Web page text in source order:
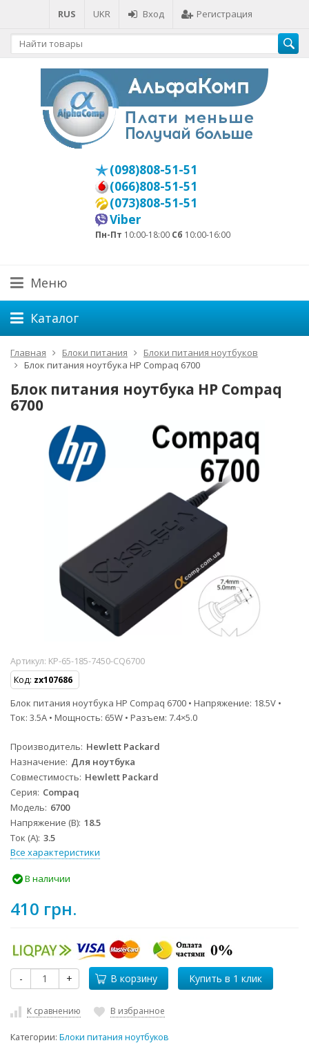
RUS UKR Вход Регистрация
(098)808-51-51
(066)808-51-51
(073)808-51-51
Viber
Пн-Пт 10:00-18:00 Сб 10:00-16:00
Меню
Каталог
Главная Блоки питания
Блоки питания ноутбуков
Блок питания ноутбука HP Compaq 6700
Блок питания ноутбука HP Compaq
6700
Артикул: KP-65-185-7450-CQ6700
Код: zx107686
Блок питания ноутбука HP Compaq 6700 • Напряжение: 18.5V •
Ток: 3.5A • Мощность: 65W • Разъем: 7.4×5.0
Производитель Hewlett Packard
Назначение Для ноутбука
Совместимость Hewlett Packard
Серия Compaq
Модель 6700
Напряжение (В) 18.5
Ток (А) 3.5
Все характеристики
В наличии
410 грн.
- + В корзину
К сравнению В избранное
Категории: Блоки питания ноутбуков